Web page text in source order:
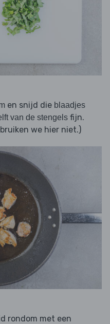
en snijd die blaadjes
van de stengels fijn.
we hier niet.)
rondom met een